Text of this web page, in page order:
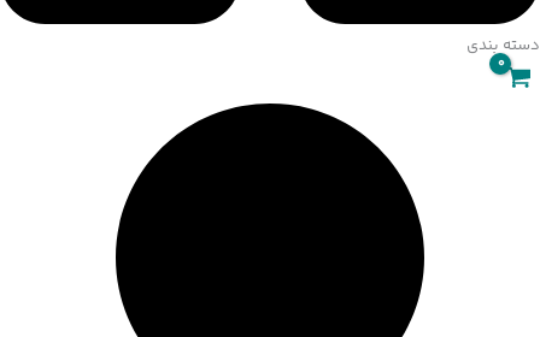
021-4767-2117
دسته بندی